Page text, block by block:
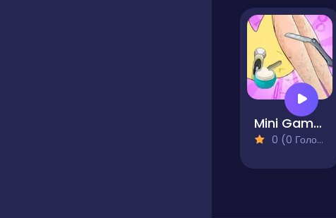
Mini Games Relax Collection
0 (0 Голосів)